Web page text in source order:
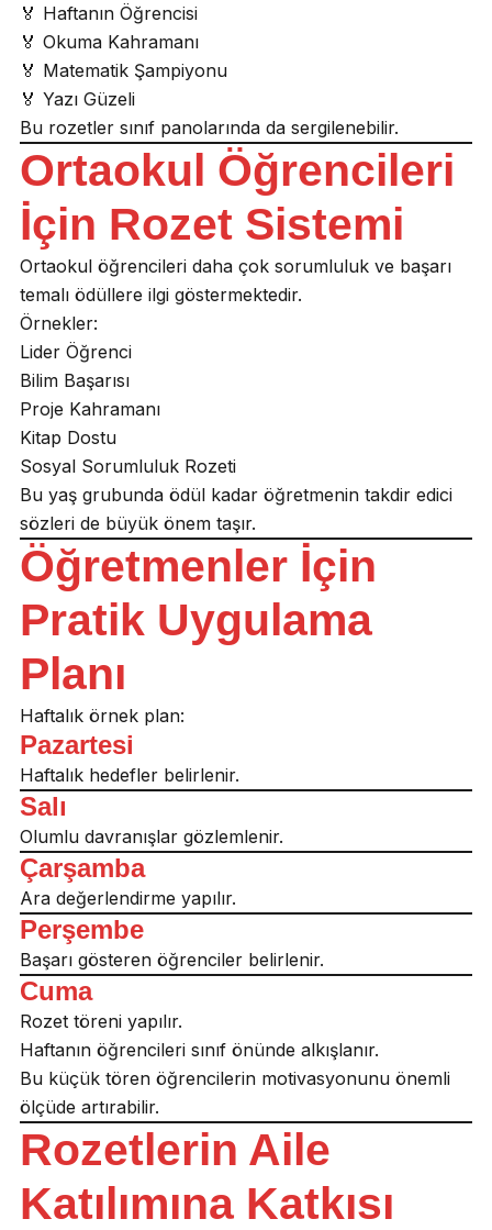
🏅 Haftanın Öğrencisi
🏅 Okuma Kahramanı
🏅 Matematik Şampiyonu
🏅 Yazı Güzeli
Bu rozetler sınıf panolarında da sergilenebilir.
Ortaokul Öğrencileri
İçin Rozet Sistemi
Ortaokul öğrencileri daha çok sorumluluk ve başarı
temalı ödüllere ilgi göstermektedir.
Örnekler:
Lider Öğrenci
Bilim Başarısı
Proje Kahramanı
Kitap Dostu
Sosyal Sorumluluk Rozeti
Bu yaş grubunda ödül kadar öğretmenin takdir edici
sözleri de büyük önem taşır.
Öğretmenler İçin
Pratik Uygulama
Planı
Haftalık örnek plan:
Pazartesi
Haftalık hedefler belirlenir.
Salı
Olumlu davranışlar gözlemlenir.
Çarşamba
Ara değerlendirme yapılır.
Perşembe
Başarı gösteren öğrenciler belirlenir.
Cuma
Rozet töreni yapılır.
Haftanın öğrencileri sınıf önünde alkışlanır.
Bu küçük tören öğrencilerin motivasyonunu önemli
ölçüde artırabilir.
Rozetlerin Aile
Katılımına Katkısı